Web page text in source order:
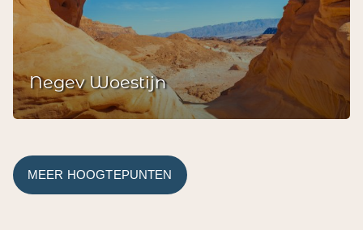
Negev Woestijn
MEER HOOGTEPUNTEN